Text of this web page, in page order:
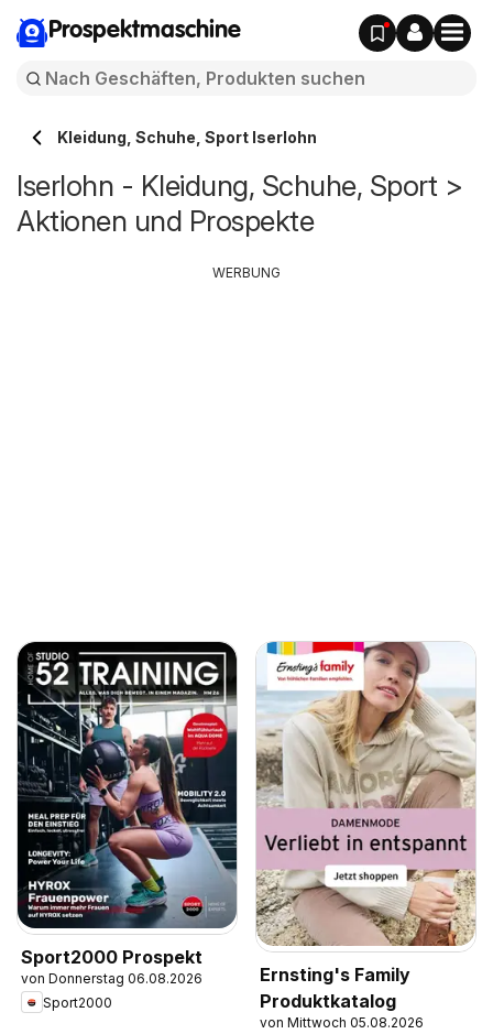
Prospektmaschine
Kleidung, Schuhe, Sport Iserlohn
Iserlohn - Kleidung, Schuhe, Sport >
Aktionen und Prospekte
Sport2000 Prospekt
von Donnerstag 06.08.2026
Sport2000
Ernsting's Family
Produktkatalog
von Mittwoch 05.08.2026
WERBUNG